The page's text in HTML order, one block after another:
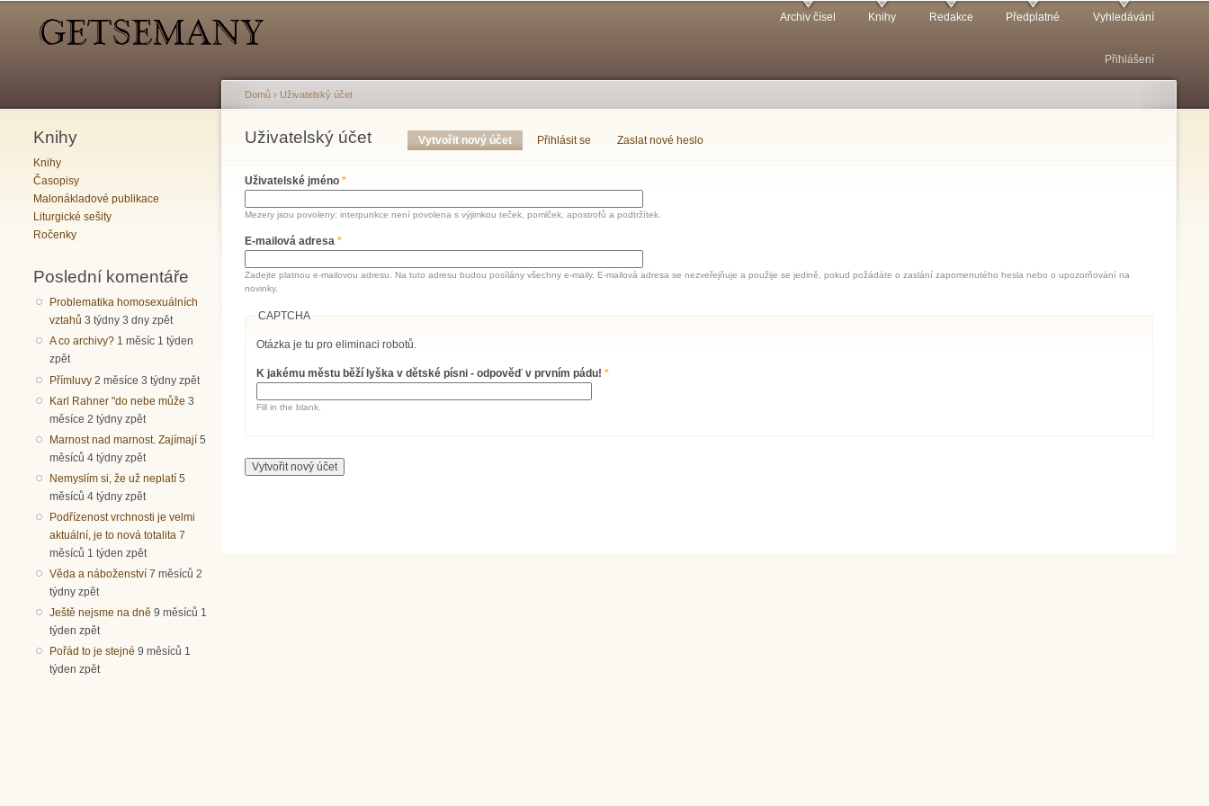
Archiv čísel Knihy Redakce Předplatné Vyhledávání
Přihlášení
Knihy
Knihy
Časopisy
Malonákladové publikace
Liturgické sešity
Ročenky
Poslední komentáře
Problematika homosexuálních
vztahů 3 týdny 3 dny zpět
A co archivy? 1 měsíc 1 týden
zpět
Přímluvy 2 měsíce 3 týdny zpět
Karl Rahner "do nebe může 3
měsíce 2 týdny zpět
Marnost nad marnost. Zajímají 5
měsíců 4 týdny zpět
Nemyslím si, že už neplatí 5
měsíců 4 týdny zpět
Podřízenost vrchnosti je velmi
aktuální, je to nová totalita 7
měsíců 1 týden zpět
Věda a náboženství 7 měsíců 2
týdny zpět
Ještě nejsme na dně 9 měsíců 1
týden zpět
Pořád to je stejné 9 měsíců 1
týden zpět
Jste zde
Domů › Uživatelský účet
Uživatelský účet
Hlavní záložky Vytvořit nový účet (aktivní záložka)
Přihlásit se Zaslat nové heslo
Uživatelské jméno *
Mezery jsou povoleny; interpunkce není povolena s výjimkou teček, pomlček, apostrofů a podtržítek.
E-mailová adresa *
Zadejte platnou e-mailovou adresu. Na tuto adresu budou posílány všechny e-maily. E-mailová adresa se nezveřejňuje a použije se jedině, pokud požádáte o zaslání zapomenutého hesla nebo o upozorňování na
novinky.
CAPTCHA
Otázka je tu pro eliminaci robotů.
K jakému městu běží lyška v dětské písni - odpověď v prvním pádu!*
Fill in the blank.